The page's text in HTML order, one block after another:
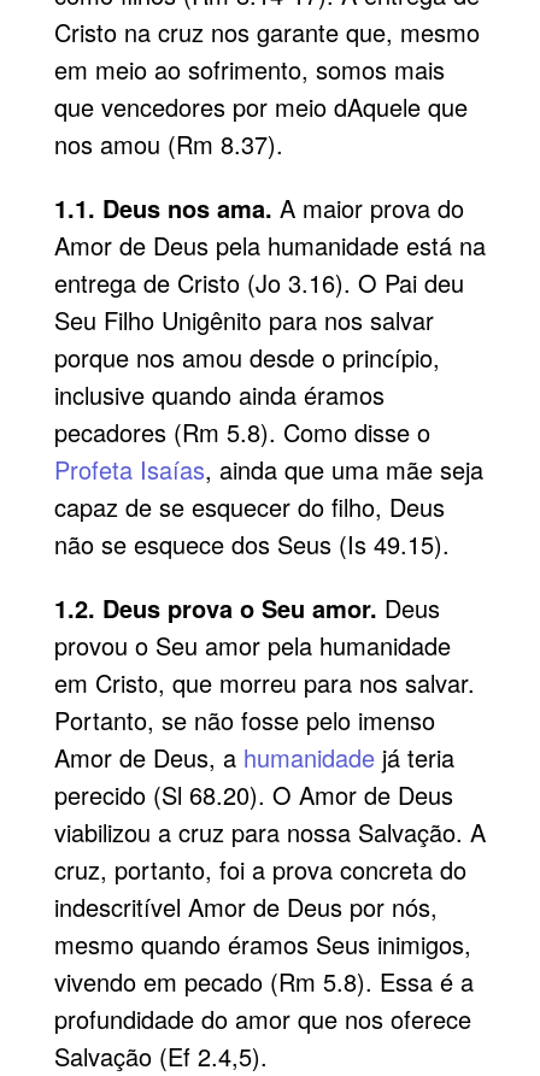
Cristo na cruz nos garante que, mesmo
em meio ao sofrimento, somos mais
que vencedores por meio dAquele que
nos amou (Rm 8.37).
1.1. Deus nos ama. A maior prova do
Amor de Deus pela humanidade está na
entrega de Cristo (Jo 3.16). O Pai deu
Seu Filho Unigênito para nos salvar
porque nos amou desde o princípio,
inclusive quando ainda éramos
pecadores (Rm 5.8). Como disse o
Profeta Isaías, ainda que uma mãe seja
capaz de se esquecer do filho, Deus
não se esquece dos Seus (Is 49.15).
1.2. Deus prova o Seu amor. Deus
provou o Seu amor pela humanidade
em Cristo, que morreu para nos salvar.
Portanto, se não fosse pelo imenso
Amor de Deus, a humanidadejá teria
perecido (Sl 68.20). O Amor de Deus
viabilizou a cruz para nossa Salvação. A
cruz, portanto, foi a prova concreta do
indescritível Amor de Deus por nós,
mesmo quando éramos Seus inimigos,
vivendo em pecado (Rm 5.8). Essa é a
profundidade do amor que nos oferece
Salvação (Ef 2.4,5).